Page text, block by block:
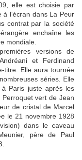
elle est choisie par
l’écran dans La Peur
contrat par la société
enchaîne les
mondiale.
versions de
et Ferdinand
titre. Elle aura tournée
séries. Elle
Paris juste après les
vert de Jean
de cristal de Marcel
le 21 novembre 1928
dans le caveau
père de Paul